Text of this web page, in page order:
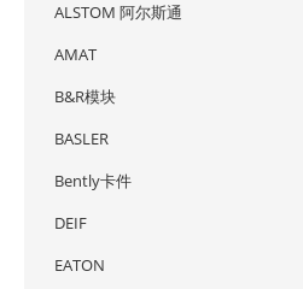
ALSTOM 阿尔斯通
AMAT
B&R模块
BASLER
Bently卡件
DEIF
EATON